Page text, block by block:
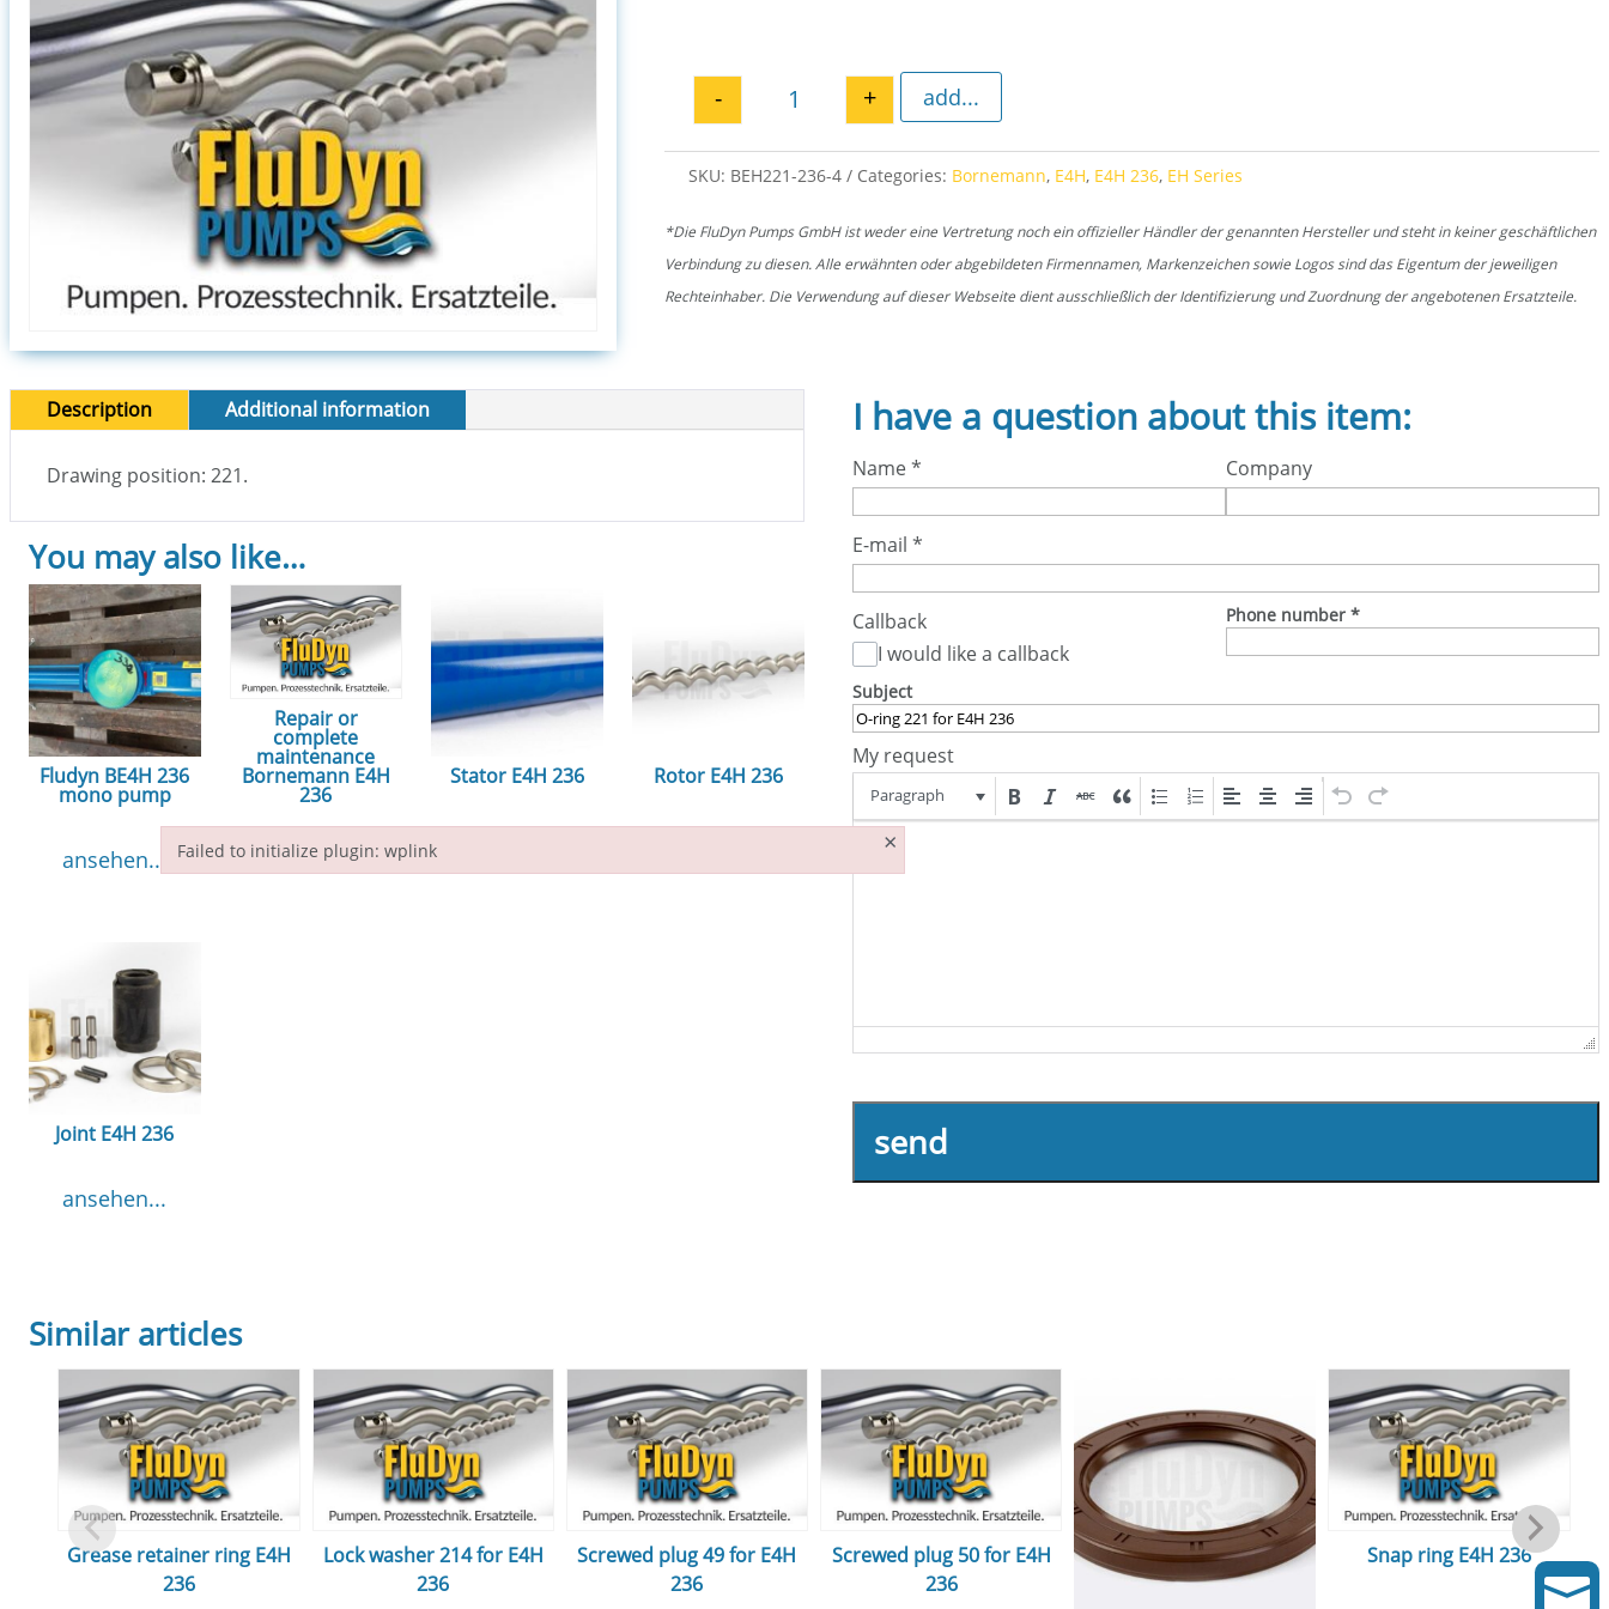
O-ring 221 for E4H 236 quantity
- + add...
SKU: BEH221-236-4 Categories: Bornemann, E4H, E4H 236, EH Series
*Die FluDyn Pumps GmbH ist weder eine Vertretung noch ein offizieller Händler der genannten Hersteller und steht in keiner geschäftlichen
Verbindung zu diesen. Alle erwähnten oder abgebildeten Firmennamen, Markenzeichen sowie Logos sind das Eigentum der jeweiligen
Rechteinhaber. Die Verwendung auf dieser Webseite dient ausschließlich der Identifizierung und Zuordnung der angebotenen Ersatzteile.
Description Additional information
Drawing position: 221.
You may also like…
Fludyn BE4H 236
mono pump
ansehen...
Repair or
complete
maintenance
Bornemann E4H
236
ansehen...
Stator E4H 236 Rotor E4H 236
Joint E4H 236
ansehen...
I have a question about this item:
Name* Company
E-mail *
Callback
I would like a callback
Phone number *
Subject
My request
Paragraph
send
Similar articles
Grease retainer ring E4H
236
Lock washer 214 for E4H
236
Screwed plug 49 for E4H
236
Screwed plug 50 for E4H
236
Snap ring E4H 236

Failed to initialize plugin: wplink ×
Failed to initialize plugin: wplink